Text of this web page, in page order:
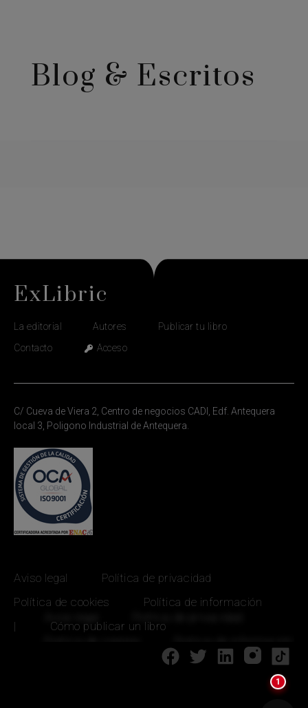
Blog & Escritos
ExLibric
La editorial Autores
Publicar tu libro
Contacto
Acceso
C/ Cueva de Viera 2, Centro de negocios CADI, Edf. Antequera
local 3, Poligono Industrial de Antequera.
Aviso legal
Política de privacidad
Política de cookies
Política de información
|
Cómo publicar un libro
1